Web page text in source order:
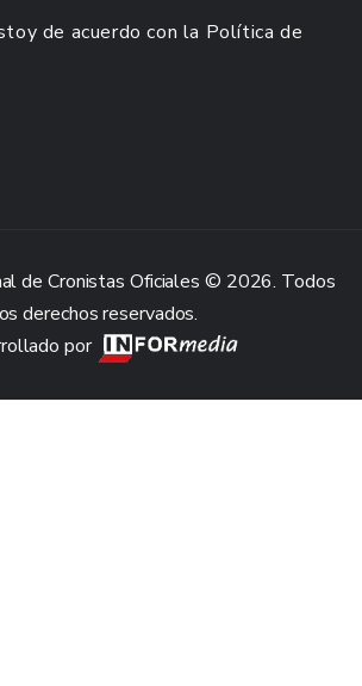
de acuerdo con la Política de
de Cronistas Oficiales © 2026. Todos
derechos reservados.
por